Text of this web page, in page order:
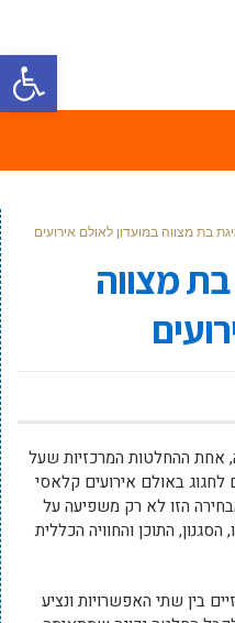
פתח
בת מצווה במועדון לאולם אירועים
מצווה
אחת ההחלטות המרכזיות שעל
באולם אירועים קלאסי
הזו לא רק משפיעה על
התוכן והחוויה הכללית
בין שתי האפשרויות ונציע